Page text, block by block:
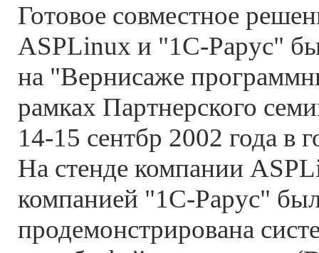
Готовое совместное
ASPLinux и "1С-Рарус"
на "Вернисаже
рамках Партнерского
14-15 сентбр 2002 года в
На стенде компании
компанией "1С-Рарус"
продемонстрирована